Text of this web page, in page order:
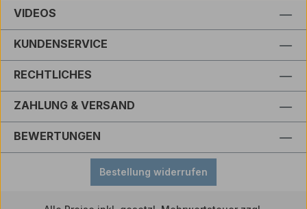
VIDEOS
KUNDENSERVICE
RECHTLICHES
ZAHLUNG & VERSAND
BEWERTUNGEN
Bestellung widerrufen